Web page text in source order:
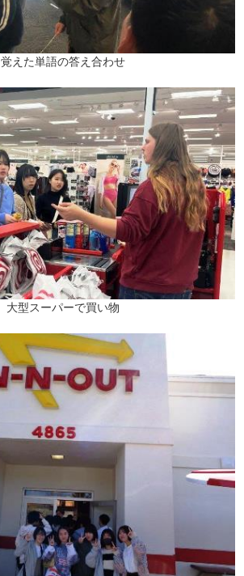
覚えた単語の答え合わせ
大型スーパーで買い物